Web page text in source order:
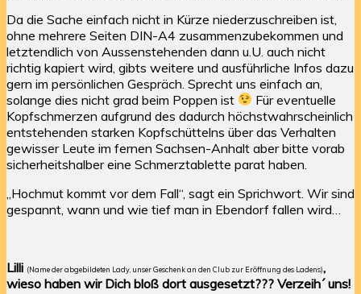
Da die Sache einfach nicht in Kürze niederzuschreiben ist,
ohne mehrere Seiten DIN-A4 zusammenzubekommen und
letztendlich von Aussenstehenden dann u.U. auch nicht
richtig kapiert wird, gibts weitere und ausführliche Infos dazu
gern im persönlichen Gespräch. Sprecht uns einfach an,
solange dies nicht grad beim Poppen ist
Für eventuelle
Kopfschmerzen aufgrund des dadurch höchstwahrscheinlich
entstehenden starken Kopfschüttelns über das Verhalten
gewisser Leute im fernen Sachsen-Anhalt aber bitte vorab
sicherheitshalber eine Schmerztablette parat haben.
„Hochmut kommt vor dem Fall“, sagt ein Sprichwort. Wir sind
gespannt, wann und wie tief man in Ebendorf fallen wird…
Lilli (Name der abgebildeten Lady, unser Geschenk an den Club zur Eröffnung des Ladens),
wieso haben wir Dich bloß dort ausgesetzt??? Verzeih´ uns!